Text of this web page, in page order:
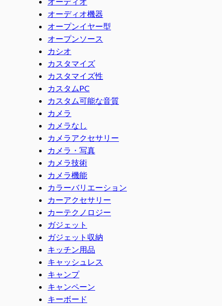
オーディオ機器
オープンイヤー型
オープンソース
カシオ
カスタマイズ
カスタマイズ性
カスタムPC
カスタム可能な音質
カメラ
カメラなし
カメラアクセサリー
カメラ・写真
カメラ技術
カメラ機能
カラーバリエーション
カーアクセサリー
カーテクノロジー
ガジェット
ガジェット収納
キッチン用品
キャッシュレス
キャンプ
キャンペーン
キーボード